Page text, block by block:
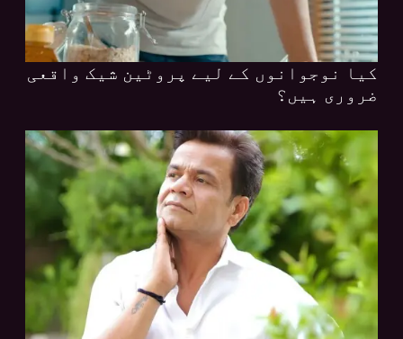
کیا نوجوانوں کے لیے پروٹین شیک واقعی
ضروری ہیں؟